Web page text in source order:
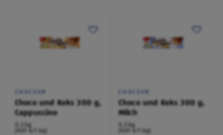
CHOCEUR
Choco und Keks 300 g,
Cappuccino
0,3 kg
(9,97 €/1 kg)
CHOCEUR
Choco und Keks 300 g,
Milch
0,3 kg
(9,97 €/1 kg)